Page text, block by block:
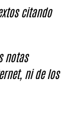
citando
notas
ni de los